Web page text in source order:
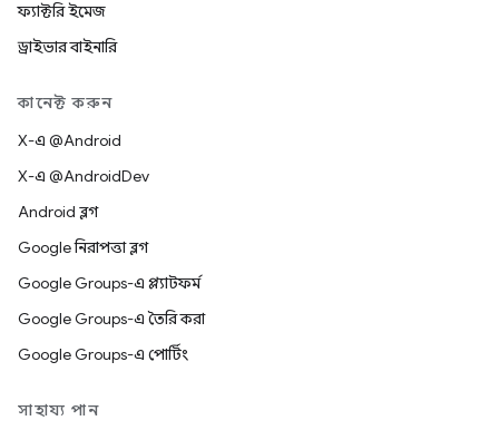
ফ্যাক্টরি ইমেজ
ড্রাইভার বাইনারি
কানেক্ট করুন
X-এ @Android
X-এ @AndroidDev
Android ব্লগ
Google নিরাপত্তা ব্লগ
Google Groups-এ প্ল্যাটফর্ম
Google Groups-এ তৈরি করা
Google Groups-এ পোর্টিং
সাহায্য পান